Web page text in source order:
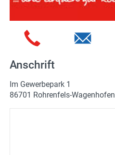
Anschrift
Im Gewerbepark 1
86701 Rohrenfels-Wagenhofen
Spritpreise
Gutscheine
Stadtplan